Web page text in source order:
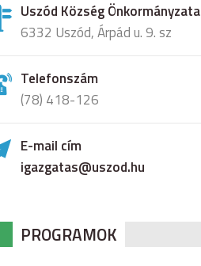
Uszód Község Önkormányzata
6332 Uszód, Árpád u. 9. sz
Telefonszám
(78) 418-126
E-mail cím
igazgatas@uszod.hu
PROGRAMOK